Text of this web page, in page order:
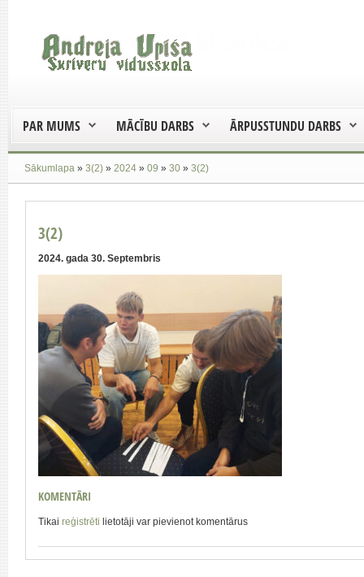
PAR MUMS MĀCĪBU DARBS ĀRPUSSTUNDU DARBS
Sākumlapa » 3(2) » 2024 » 09 » 30 » 3(2)
3(2)
2024. gada 30. Septembris
KOMENTĀRI
Tikai reģistrēti lietotāji var pievienot komentārus